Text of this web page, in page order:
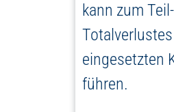
kann zum
eingesetzten
führen.